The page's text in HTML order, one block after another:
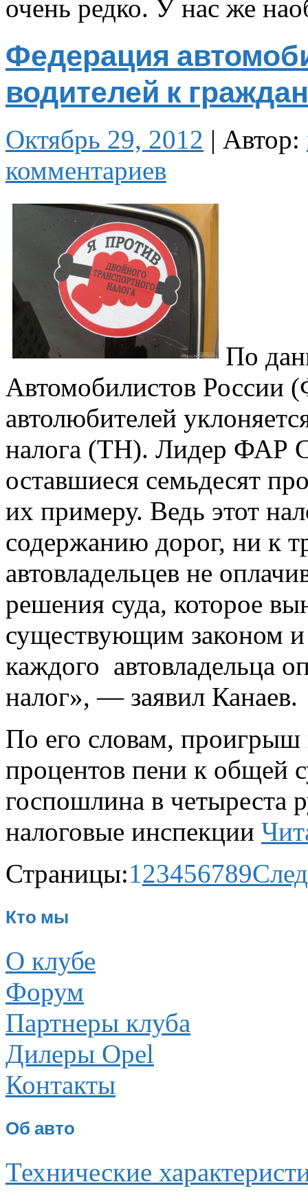
очень редко. У нас же
Федерация
водителей к
Октябрь 29, 2012 | Автор:
комментариев
По
Автомобилистов России
автолюбителей
налога (ТН). Лидер ФАР
оставшиеся семьдесят
их примеру. Ведь этот
содержанию дорог, ни к
автовладельцев не
решения суда, которое
существующим законом и
каждого автовладельца
налог», — заявил Канаев.
По его словам, проигрыш
процентов пени к общей
госпошлина в четыреста
налоговые инспекции
Страницы:123456789
Кто мы
О клубе
Форум
Партнеры клуба
Дилеры Opel
Контакты
Об авто
Технические